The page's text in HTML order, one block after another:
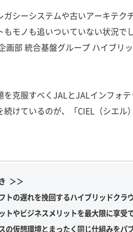
シーシステムや古いアーキテク
もモノも追いついていない状況で
画部 統合基盤グループ ハイブリ
克服すべくJALとJALインフォ
続けているのが、「CIEL（シエ
＞＞
トの遅れを挽回するハイブリッドクラ
トやビジネスメリットを最大限に享受
の仮想環境とまったく同じ仕組みをパ